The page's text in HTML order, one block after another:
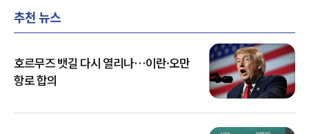
추천 뉴스
호르무즈 뱃길 다시 열리나…이란·오만
항로 합의